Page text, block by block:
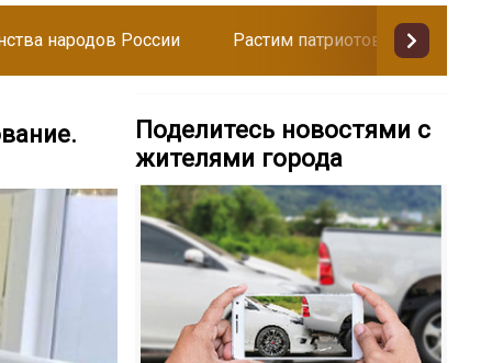
народов России Растим патриотов
Поделитесь новостями с
жителями города